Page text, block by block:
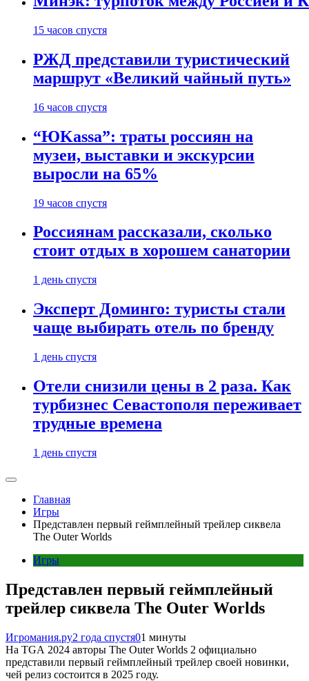
15 часов спустя
РЖД представили туристический
маршрут «Великий чайный путь»
16 часов спустя
“ЮKassa”: траты россиян на
музеи, выставки и экскурсии
выросли на 65%
19 часов спустя
Россиянам рассказали, сколько
стоит отдых в хорошем санатории
1 день спустя
Эксперт Доминго: туристы стали
чаще выбирать отель по бренду
1 день спустя
Отели снизили цены в 2 раза. Как
турбизнес Севастополя переживает
трудные времена
1 день спустя
Главная
Игры
Представлен первый геймплейный трейлер сиквела
The Outer Worlds
Игры
Представлен первый геймплейный
трейлер сиквела The Outer Worlds
Игромания.ру2 года спустя01 минуты
На TGA 2024 авторы The Outer Worlds 2 официально
представили первый геймплейный трейлер своей новинки,
чей релиз состоится в 2025 году.